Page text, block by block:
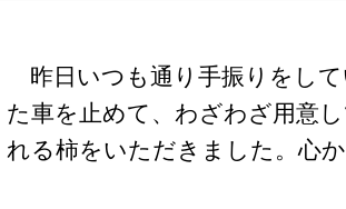
昨日いつも通り手振りをし
た車を止めて、わざわざ用意
れる柿をいただきました。心